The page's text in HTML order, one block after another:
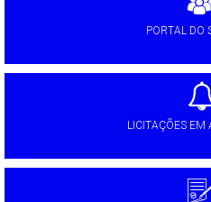
PORTAL DO
LICITAÇÕES EM